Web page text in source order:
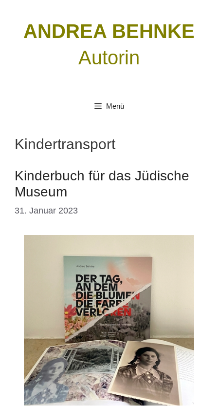
springenANDREA BEHNKE
Autorin
Menü
Kindertransport
Kinderbuch für das Jüdische
Museum
31. Januar 2023